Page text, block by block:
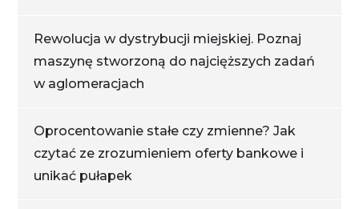
Rewolucja w dystrybucji miejskiej. Poznaj
maszynę stworzoną do najcięższych zadań
w aglomeracjach
Oprocentowanie stałe czy zmienne? Jak
czytać ze zrozumieniem oferty bankowe i
unikać pułapek